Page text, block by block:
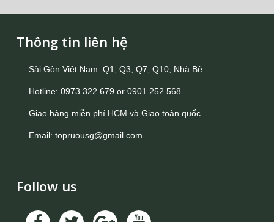
Thông tin liên hệ
Sài Gòn Việt Nam: Q1, Q3, Q7, Q10, Nhà Bè
Hotline: 0973 322 679 or 0901 252 568
Giao hàng miễn phí HCM và Giao toàn quốc
Email: topruousg@gmail.com
Follow us